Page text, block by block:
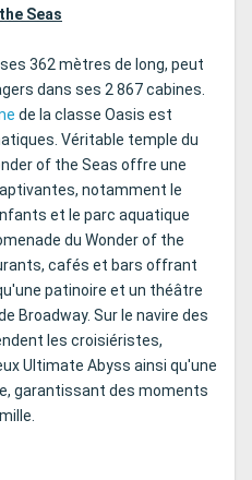
Seas
362 mètres de long, peut
dans ses 2 867 cabines.
de la classe Oasis est
Véritable temple du
of the Seas offre une
notamment le
et le parc aquatique
du Wonder of the
cafés et bars offrant
patinoire et un théâtre
Broadway. Sur le navire des
les croisiéristes,
Ultimate Abyss ainsi qu'une
garantissant des moments